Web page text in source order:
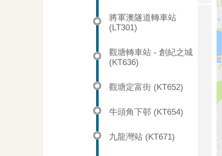
將軍澳隧道轉車站
(LT301)
觀塘轉車站 - 創紀之城
(KT636)
觀塘定富街 (KT652)
牛頭角下邨 (KT654)
九龍灣站 (KT671)